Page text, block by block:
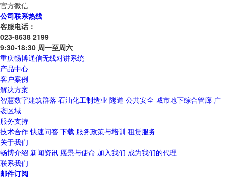
官方微信
公司联系热线
客服电话：
023-8638 2199
9:30-18:30 周一至周六
重庆畅博通信无线对讲系统
产品中心
客户案例
解决方案
智慧数字建筑群落 石油化工制造业 隧道 公共安全 城市地下综合管廊 广
袤区域
服务支持
技术合作 快速问答 下载 服务政策与培训 租赁服务
关于我们
畅博介绍 新闻资讯 愿景与使命 加入我们 成为我们的代理
联系我们
邮件订阅